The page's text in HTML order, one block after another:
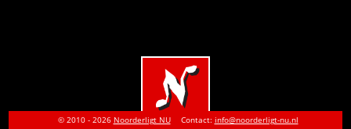
© 2010 - 2026 Noorderligt NU Contact: info@noorderligt-nu.nl